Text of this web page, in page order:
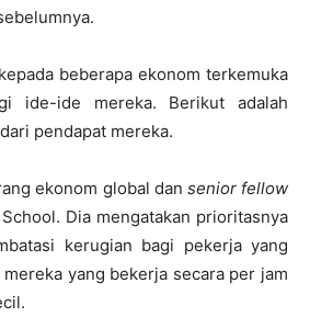
beberapa ekonom terkemuka
ide-ide mereka. Berikut adalah
pendapat mereka.
ekonom global dan senior fellow
Dia mengatakan prioritasnya
kerugian bagi pekerja yang
yang bekerja secara per jam